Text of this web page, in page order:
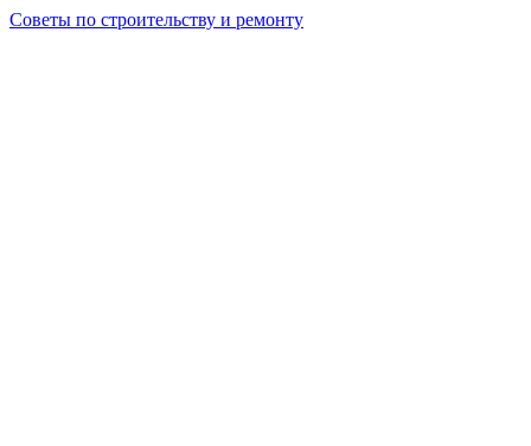
Советы по строительству и ремонту